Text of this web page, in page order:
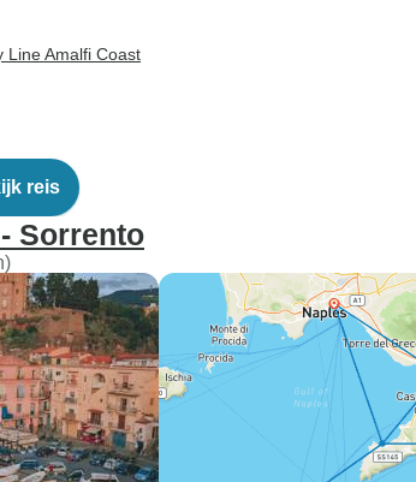
Line Amalfi Coast
reis
Sorrento